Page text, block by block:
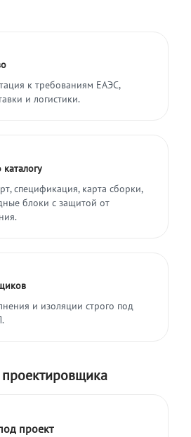
к требованиям ЕАЭС,
и логистики.
спецификация, карта сборки,
блоки с защитой от
и изоляции строго под
проект